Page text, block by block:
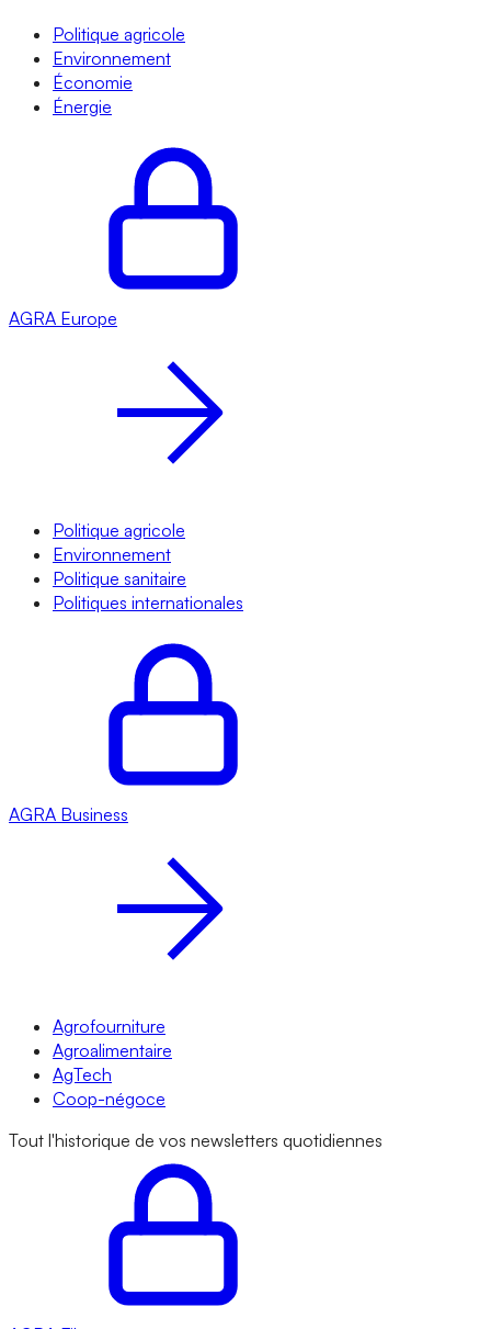
Politique agricole
Environnement
Économie
Énergie
AGRA Europe
Politique agricole
Environnement
Politique sanitaire
Politiques internationales
AGRA Business
Agrofourniture
Agroalimentaire
AgTech
Coop-négoce
Tout l'historique de vos newsletters quotidiennes